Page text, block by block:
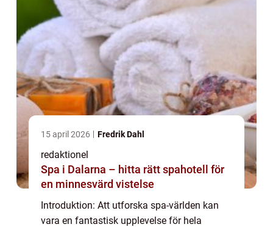
15 april 2026 Fredrik Dahl
redaktionel
Spa i Dalarna – hitta rätt spahotell för
en minnesvärd vistelse
Introduktion: Att utforska spa-världen kan
vara en fantastisk upplevelse för hela